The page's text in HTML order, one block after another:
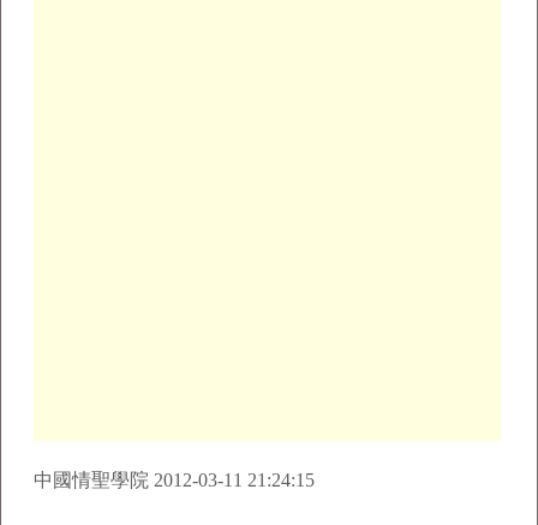
中國情聖學院 2012-03-11 21:24:15